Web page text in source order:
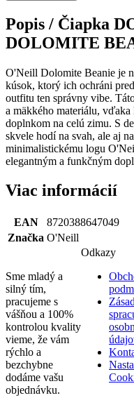
Popis / Čiapka
DOLOMITE
O'Neill Dolomite Beanie je
kúsok, ktorý ich ochráni
outfitu ten správny vibe.
a mäkkého materiálu,
doplnkom na celú zimu. S
skvele hodí na svah, ale aj
minimalistickému logu
elegantným a funkčným
Viac informácií
EAN
8720388647049
Značka O'Neill
Sme mladý a
silný tím,
pracujeme s
vášňou a 100%
kontrolou kvality
vieme, že vám
rýchlo a
bezchybne
dodáme vašu
objednávku.
Odkazy